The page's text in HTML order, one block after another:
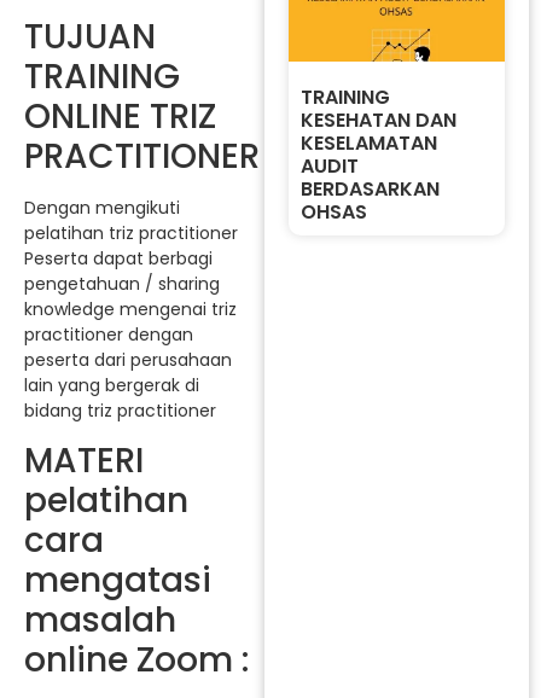
TUJUAN
TRAINING
ONLINE TRIZ
PRACTITIONER
Dengan mengikuti
pelatihan triz practitioner
Peserta dapat berbagi
pengetahuan / sharing
knowledge mengenai triz
practitioner dengan
peserta dari perusahaan
lain yang bergerak di
bidang triz practitioner
MATERI
pelatihan
cara
mengatasi
masalah
online Zoom :
TRAINING
KESEHATAN DAN
KESELAMATAN
AUDIT
BERDASARKAN
OHSAS